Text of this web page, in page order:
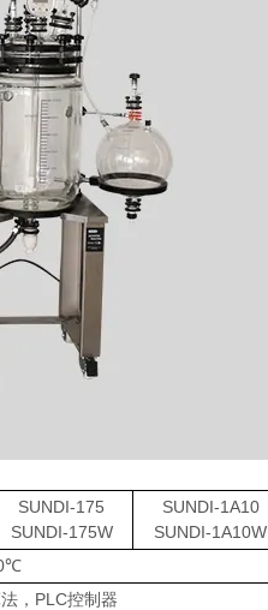
SUNDI-175
SUNDI-175W
SUNDI-1A10
SUNDI-1A10W
，PLC控制器